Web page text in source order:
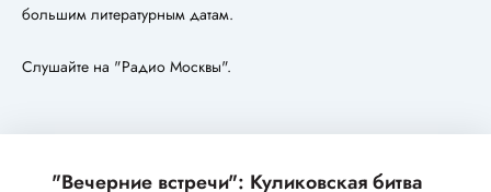
большим литературным датам.
Слушайте на "Радио Москвы".
"Вечерние встречи": Куликовская битва